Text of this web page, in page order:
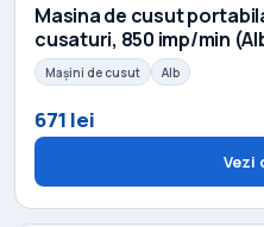
Masina de cusut
cusaturi, 850 imp/min
Mașini de cusut Alb
671 lei
Vezi